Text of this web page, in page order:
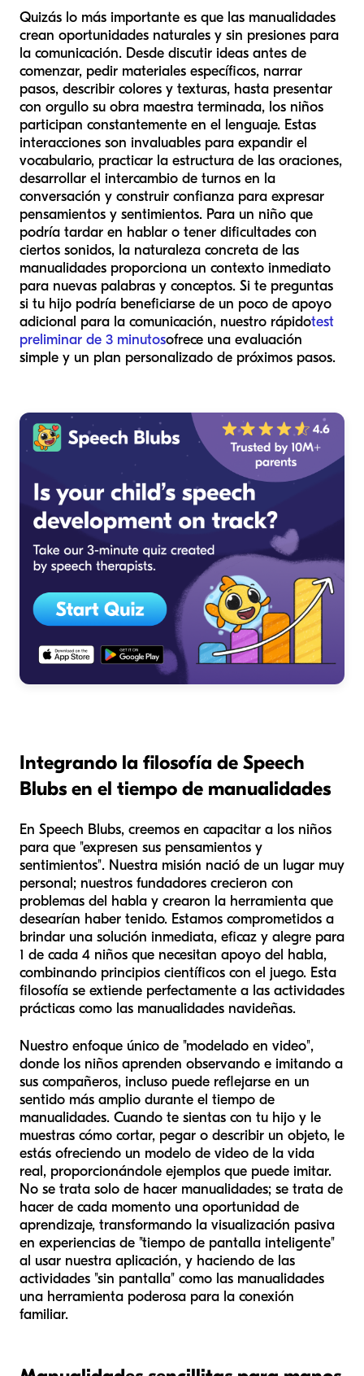
Quizás lo más importante es que las manualidades
crean oportunidades naturales y sin presiones para
la comunicación. Desde discutir ideas antes de
comenzar, pedir materiales específicos, narrar
pasos, describir colores y texturas, hasta presentar
con orgullo su obra maestra terminada, los niños
participan constantemente en el lenguaje. Estas
interacciones son invaluables para expandir el
vocabulario, practicar la estructura de las oraciones,
desarrollar el intercambio de turnos en la
conversación y construir confianza para expresar
pensamientos y sentimientos. Para un niño que
podría tardar en hablar o tener dificultades con
ciertos sonidos, la naturaleza concreta de las
manualidades proporciona un contexto inmediato
para nuevas palabras y conceptos. Si te preguntas
si tu hijo podría beneficiarse de un poco de apoyo
adicional para la comunicación, nuestro rápidotest
preliminar de 3 minutosofrece una evaluación
simple y un plan personalizado de próximos pasos.
Integrando la filosofía de Speech
Blubs en el tiempo de manualidades
En Speech Blubs, creemos en capacitar a los niños
para que "expresen sus pensamientos y
sentimientos". Nuestra misión nació de un lugar muy
personal; nuestros fundadores crecieron con
problemas del habla y crearon la herramienta que
desearían haber tenido. Estamos comprometidos a
brindar una solución inmediata, eficaz y alegre para
1 de cada 4 niños que necesitan apoyo del habla,
combinando principios científicos con el juego. Esta
filosofía se extiende perfectamente a las actividades
prácticas como las manualidades navideñas.
Nuestro enfoque único de "modelado en video",
donde los niños aprenden observando e imitando a
sus compañeros, incluso puede reflejarse en un
sentido más amplio durante el tiempo de
manualidades. Cuando te sientas con tu hijo y le
muestras cómo cortar, pegar o describir un objeto, le
estás ofreciendo un modelo de video de la vida
real, proporcionándole ejemplos que puede imitar.
No se trata solo de hacer manualidades; se trata de
hacer de cada momento una oportunidad de
aprendizaje, transformando la visualización pasiva
en experiencias de "tiempo de pantalla inteligente"
al usar nuestra aplicación, y haciendo de las
actividades "sin pantalla" como las manualidades
una herramienta poderosa para la conexión
familiar.